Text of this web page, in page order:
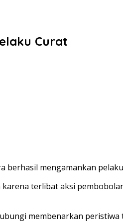
Curat
berhasil mengamankan
terlibat aksi
membenarkan peristiwa